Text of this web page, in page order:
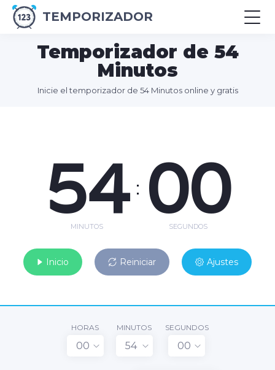
TEMPORIZADOR
Temporizador de 54
Minutos
Inicie el temporizador de 54 Minutos online y gratis
54
MINUTOS
: 00
SEGUNDOS
Inicio Reiniciar Ajustes
HORAS
00
MINUTOS
54
SEGUNDOS
00